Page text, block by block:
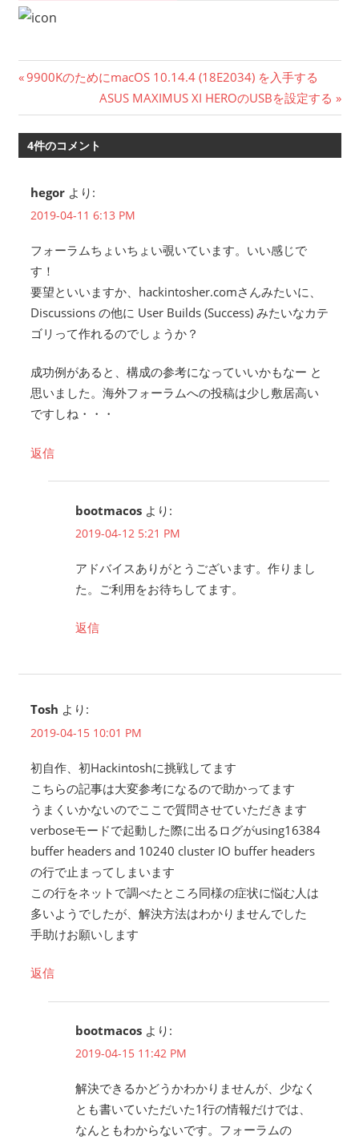
投
稿
ナ
ゲ
シ
ョ
ン
前
記
事:
9900KのためにmacOS 10.14.4 (18E2034) を入手する
次
の
事:
ASUS MAXIMUS XI HEROのUSBを設定する
4件のコメント
hegor より:
2019-04-11 6:13 PM
フォーラムちょいちょい覗いています。いい感じで
す！
要望といいますか、hackintosher.comさんみたいに、
Discussions の他に User Builds (Success) みたいなカテ
ゴリって作れるのでしょうか？
成功例があると、構成の参考になっていいかもなー と
思いました。海外フォーラムへの投稿は少し敷居高い
ですしね・・・
返信
bootmacos より:
2019-04-12 5:21 PM
アドバイスありがとうございます。作りまし
た。ご利用をお待ちしてます。
返信
Tosh より:
2019-04-15 10:01 PM
初自作、初Hackintoshに挑戦してます
こちらの記事は大変参考になるので助かってます
うまくいかないのでここで質問させていただきます
verboseモードで起動した際に出るログがusing16384
buffer headers and 10240 cluster IO buffer headers
の行で止まってしまいます
この行をネットで調べたところ同様の症状に悩む人は
多いようでしたが、解決方法はわかりませんでした
手助けお願いします
返信
bootmacos より:
2019-04-15 11:42 PM
解決できるかどうかわかりませんが、少なく
とも書いていただいた1行の情報だけでは、
なんともわからないです。フォーラムの